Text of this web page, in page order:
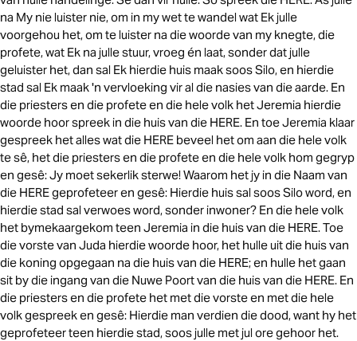
na My nie luister nie, om in my wet te wandel wat Ek julle
voorgehou het, om te luister na die woorde van my knegte, die
profete, wat Ek na julle stuur, vroeg én laat, sonder dat julle
geluister het, dan sal Ek hierdie huis maak soos Silo, en hierdie
stad sal Ek maak 'n vervloeking vir al die nasies van die aarde. En
die priesters en die profete en die hele volk het Jeremia hierdie
woorde hoor spreek in die huis van die HERE. En toe Jeremia klaar
gespreek het alles wat die HERE beveel het om aan die hele volk
te sê, het die priesters en die profete en die hele volk hom gegryp
en gesê: Jy moet sekerlik sterwe! Waarom het jy in die Naam van
die HERE geprofeteer en gesê: Hierdie huis sal soos Silo word, en
hierdie stad sal verwoes word, sonder inwoner? En die hele volk
het bymekaargekom teen Jeremia in die huis van die HERE. Toe
die vorste van Juda hierdie woorde hoor, het hulle uit die huis van
die koning opgegaan na die huis van die HERE; en hulle het gaan
sit by die ingang van die Nuwe Poort van die huis van die HERE. En
die priesters en die profete het met die vorste en met die hele
volk gespreek en gesê: Hierdie man verdien die dood, want hy het
geprofeteer teen hierdie stad, soos julle met jul ore gehoor het.